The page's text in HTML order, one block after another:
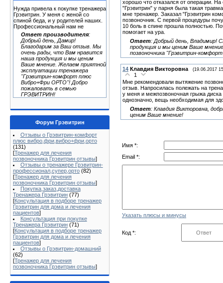
Нужда привела к покупке тренажера
Грэвитрин. У меня с женой со
спиной беда, и у родителей наших.
Профессиональный нам не
Ответ производителя:
Добрый день, Дамир!
Благодарим за Ваш отзыв. Мы
очень рады, что Вам нравится
наша продукция и мы ценим
Ваше мнение. Желаем приятной
эксплуатации тренажера
"Грэвитрин-комфорт плюс
Вибро+Фри ОРТО"! Добро
пожаловать в семью
ГРЭВИТРИН!
Форум Грэвитрин
Отзывы о Грэвитрин-комфорт
плюс вибро,фри,вибро+фри,орто
(131)
[Тренажер для лечения
позвоночника Грэвитрин отзывы]
Отзывы о тренажере Грэвитрин-
профессионал,супер,орто (82)
[Тренажер для лечения
позвоночника Грэвитрин отзывы]
Покупка,заказ,доставка
Тренажера Грэвитрин (77)
[Консультация в подборе тренажер
Грэвитрин для дома и лечения
пациентов]
Консультация при покупке
Тренажера Грэвитрин (71)
[Консультация в подборе тренажер
Грэвитрин для дома и лечения
пациентов]
Отзывы о Грэвитрин-домашний
(62)
[Тренажер для лечения
позвоночника Грэвитрин отзывы]
хорошо что отказался от операции.
"Грэвитрин" у парня была такая
мне тренажер. Заказал "Грэвитрин
позвоночник. С первой процедуры
10 боль в спине прошла полностью.
помогает на ура.
Ответ: Добрый день, Владимир!
продукция и мы ценим Ваше
позвоночника "Грэвитрин-
14 Клавдия Викторовна (19.06.2017
1
Мне рекомендовали вытяжение
отзыв. Напросилась полежать на
у меня и межпозвоночная грыжа
однозначно, вещь необходимая для
Ответ: Клавдия Викторовна,
ценим Ваше мнение!
Имя *:
Email *:
Указать плюсы и минусы
Код *: